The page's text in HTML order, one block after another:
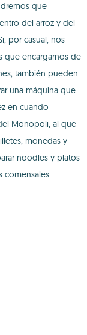
que
del arroz y del
por casual, nos
que encargarnos de
también pueden
una máquina que
en cuando
Monopoli, al que
monedas y
noodles y platos
comensales